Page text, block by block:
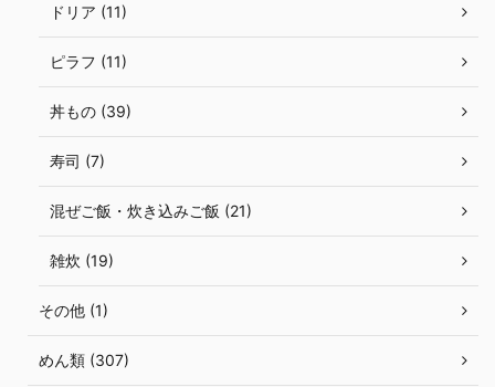
ドリア (11)
ピラフ (11)
丼もの (39)
寿司 (7)
混ぜご飯・炊き込みご飯 (21)
雑炊 (19)
その他 (1)
めん類 (307)